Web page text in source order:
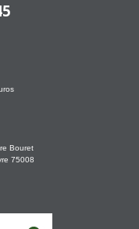
Bouret
75008